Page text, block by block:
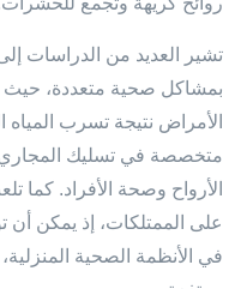
تشير العديد من الدراسات
بمشاكل صحية متعددة،
الأمراض نتيجة تسرب المياه
متخصصة في تسليك
الأرواح وصحة الأفراد. كما
على الممتلكات، إذ يمكن أن
في الأنظمة الصحية